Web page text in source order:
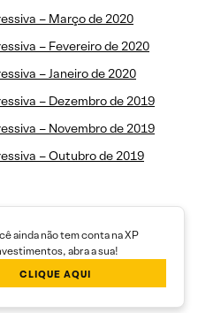
– Março de 2020
– Fevereiro de 2020
– Janeiro de 2020
– Dezembro de 2019
– Novembro de 2019
– Outubro de 2019
ainda não tem conta na XP
abra a sua!
CLIQUE AQUI